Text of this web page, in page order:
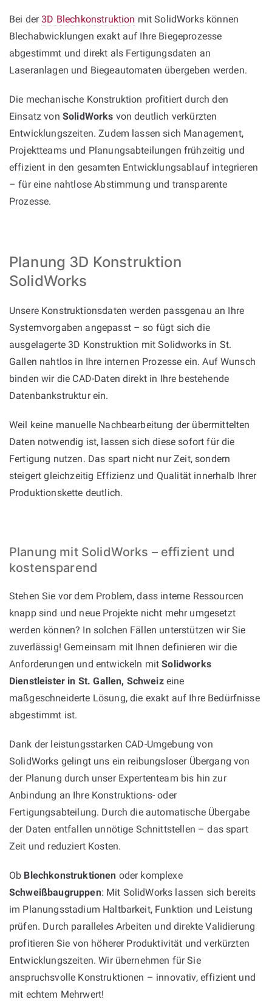
Bei der3D Blechkonstruktion mit SolidWorks können
Blechabwicklungen exakt auf Ihre Biegeprozesse
abgestimmt und direkt als Fertigungsdaten an
Laseranlagen und Biegeautomaten übergeben werden.
Die mechanische Konstruktion profitiert durch den
Einsatz von SolidWorks von deutlich verkürzten
Entwicklungszeiten. Zudem lassen sich Management,
Projektteams und Planungsabteilungen frühzeitig und
effizient in den gesamten Entwicklungsablauf integrieren
– für eine nahtlose Abstimmung und transparente
Prozesse.
Planung 3D Konstruktion
SolidWorks
Unsere Konstruktionsdaten werden passgenau an Ihre
Systemvorgaben angepasst – so fügt sich die
ausgelagerte 3D Konstruktion mit Solidworks in St.
Gallen nahtlos in Ihre internen Prozesse ein. Auf Wunsch
binden wir die CAD-Daten direkt in Ihre bestehende
Datenbankstruktur ein.
Weil keine manuelle Nachbearbeitung der übermittelten
Daten notwendig ist, lassen sich diese sofort für die
Fertigung nutzen. Das spart nicht nur Zeit, sondern
steigert gleichzeitig Effizienz und Qualität innerhalb Ihrer
Produktionskette deutlich.
Planung mit SolidWorks – effizient und
kostensparend
Stehen Sie vor dem Problem, dass interne Ressourcen
knapp sind und neue Projekte nicht mehr umgesetzt
werden können? In solchen Fällen unterstützen wir Sie
zuverlässig! Gemeinsam mit Ihnen definieren wir die
Anforderungen und entwickeln mit Solidworks
Dienstleister in St. Gallen, Schweizeine
maßgeschneiderte Lösung, die exakt auf Ihre Bedürfnisse
abgestimmt ist.
Dank der leistungsstarken CAD-Umgebung von
SolidWorks gelingt uns ein reibungsloser Übergang von
der Planung durch unser Expertenteam bis hin zur
Anbindung an Ihre Konstruktions- oder
Fertigungsabteilung. Durch die automatische Übergabe
der Daten entfallen unnötige Schnittstellen – das spart
Zeit und reduziert Kosten.
Ob Blechkonstruktionen oder komplexe
Schweißbaugruppen: Mit SolidWorks lassen sich bereits
im Planungsstadium Haltbarkeit, Funktion und Leistung
prüfen. Durch paralleles Arbeiten und direkte Validierung
profitieren Sie von höherer Produktivität und verkürzten
Entwicklungszeiten. Wir übernehmen für Sie
anspruchsvolle Konstruktionen – innovativ, effizient und
mit echtem Mehrwert!